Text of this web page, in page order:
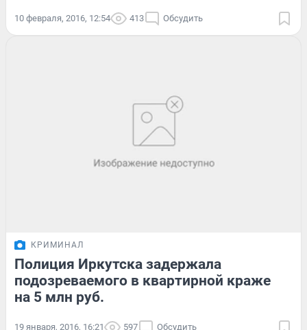
10 февраля, 2016, 12:54 413 Обсудить
КРИМИНАЛ
Полиция Иркутска задержала
подозреваемого в квартирной краже
на 5 млн руб.
19 января, 2016, 16:21 597 Обсудить